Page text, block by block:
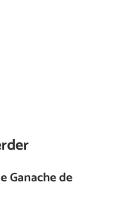
Ganache de